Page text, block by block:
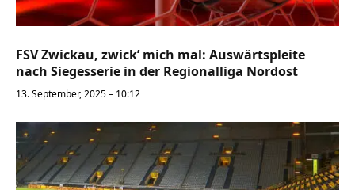
FSV Zwickau, zwick’ mich mal: Auswärtspleite
nach Siegesserie in der Regionalliga Nordost
13. September, 2025 – 10:12